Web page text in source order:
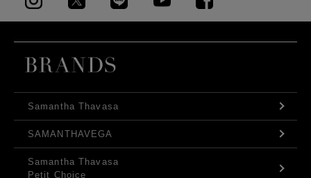
Samantha Thavasa
SAMANTHAVEGA
Samantha Thavasa
Petit Choice